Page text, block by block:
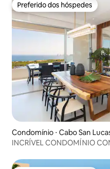
Preferido dos hóspedes
Preferido dos hóspedes
Condomínio ⋅ Cabo San
INCRÍVEL CONDOMÍNIO